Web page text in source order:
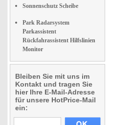
Sonnenschutz Scheibe
Park Radarsystem
Parkassistent
Rückfahrassistent Hilfslinien
Monitor
Bleiben Sie mit uns im
Kontakt und tragen Sie
hier Ihre E-Mail-Adresse
für unsere HotPrice-Mail
ein: